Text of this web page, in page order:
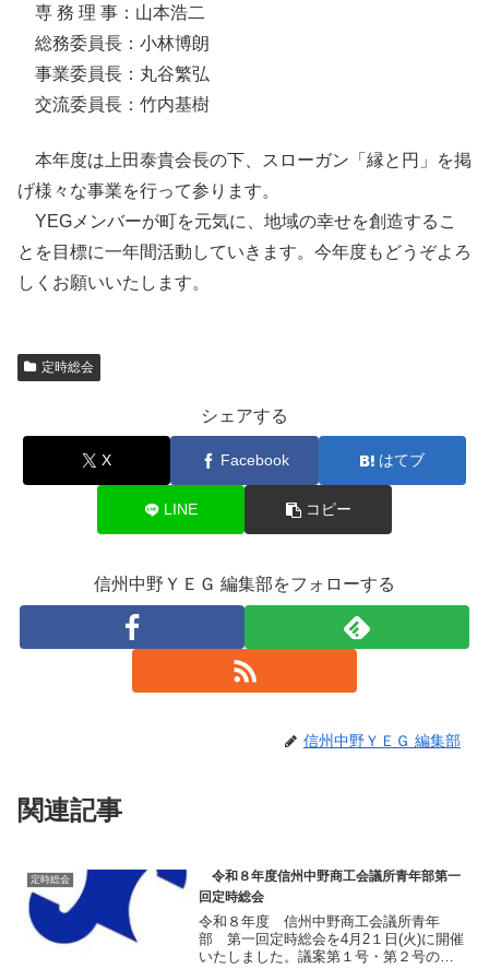
専 務 理 事：山本浩二
総務委員長：小林博朗
事業委員長：丸谷繁弘
交流委員長：竹内基樹
本年度は上田泰貴会長の下、スローガン「縁と円」を掲
げ様々な事業を行って参ります。
YEGメンバーが町を元気に、地域の幸せを創造するこ
とを目標に一年間活動していきます。今年度もどうぞよろ
しくお願いいたします。
定時総会
シェアする
X Facebook はてブ
LINE コピー
信州中野ＹＥＧ 編集部をフォローする
信州中野ＹＥＧ 編集部
関連記事
定時総会
令和８年度信州中野商工会議所青年部第一
回定時総会
令和８年度 信州中野商工会議所青年
部 第一回定時総会を4月2１日(火)に開催
いたしました。議案第１号・第２号の承